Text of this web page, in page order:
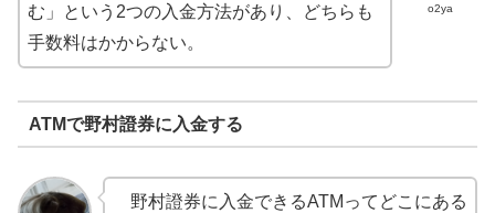
o2ya
む」という2つの入金方法があり、どちらも
手数料はかからない。
ATMで野村證券に入金する
野村證券に入金できるATMってどこにある